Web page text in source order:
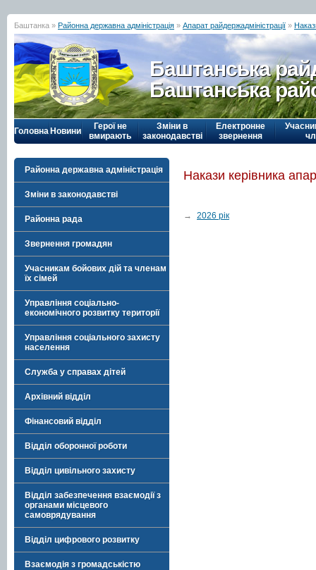
Баштанка » Районна державна адміністрація » Апарат райдержадміністрації »
Баштанська
Баштанська
Головна Новини
Герої не
вмирають
Зміни в
законодавстві
Електронне
звернення
Районна державна адміністрація
Зміни в законодавстві
Районна рада
Звернення громадян
Учасникам бойових дій та членам
їх сімей
Управління соціально-
економічного розвитку території
Управління соціального захисту
населення
Служба у справах дітей
Архівний відділ
Фінансовий відділ
Відділ оборонної роботи
Відділ цивільного захисту
Відділ забезпечення взаємодії з
органами місцевого
самоврядування
Відділ цифрового розвитку
Взаємодія з громадськістю
Накази керівника
→ 2026 рік